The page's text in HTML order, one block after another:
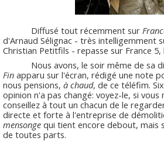
Diffusé tout récemment sur
d'Arnaud Sélignac - très intelligemment
Christian Petitfils - repasse sur France 5,
Nous avons, le soir même de sa
Fin apparu sur l'écran, rédigé une note
nous pensions, à chaud, de ce téléfim.
opinion n'a pas changé: voyez-le, si vous
conseillez à tout un chacun de le
directe et forte à l'entreprise de
mensonge qui tient encore debout, mais
de toutes parts.